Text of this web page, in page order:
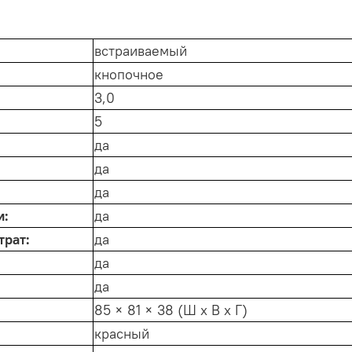
встраиваемый
кнопочное
3,0
5
да
да
да
да
да
да
да
85 × 81 × 38 (Ш х В х Г)
красный